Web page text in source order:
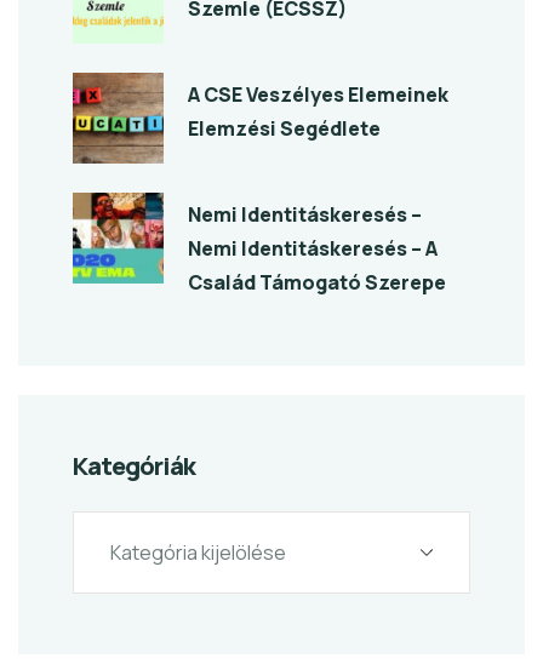
Szemle (ECSSZ)
A CSE Veszélyes Elemeinek
Elemzési Segédlete
Nemi Identitáskeresés –
Nemi Identitáskeresés – A
Család Támogató Szerepe
Kategóriák